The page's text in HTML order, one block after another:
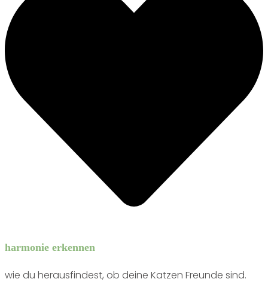
harmonie erkennen
wie du herausfindest, ob deine Katzen Freunde sind.